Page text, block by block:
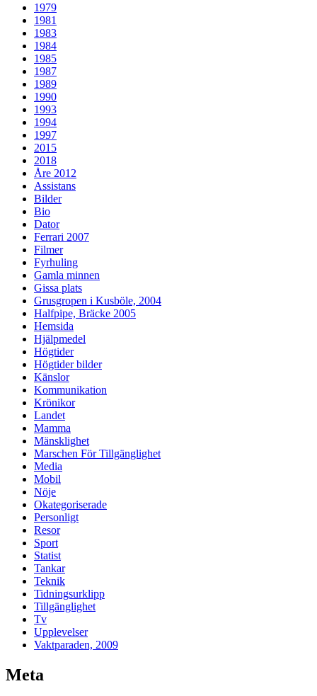
1979
1981
1983
1984
1985
1987
1989
1990
1993
1994
1997
2015
2018
Åre 2012
Assistans
Bilder
Bio
Dator
Ferrari 2007
Filmer
Fyrhuling
Gamla minnen
Gissa plats
Grusgropen i Kusböle, 2004
Halfpipe, Bräcke 2005
Hemsida
Hjälpmedel
Högtider
Högtider bilder
Känslor
Kommunikation
Krönikor
Landet
Mamma
Mänsklighet
Marschen För Tillgänglighet
Media
Mobil
Nöje
Okategoriserade
Personligt
Resor
Sport
Statist
Tankar
Teknik
Tidningsurklipp
Tillgänglighet
Tv
Upplevelser
Vaktparaden, 2009
Meta